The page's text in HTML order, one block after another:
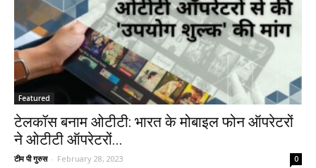
Featured
टेलकॉस बनाम ओटीटी: भारत के मोबाइल फोन ऑपरेटरों
ने ओटीटी ऑपरेटरों...
टीम पी गुरुस - February 28, 2023 0